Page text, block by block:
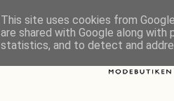
This site uses cookies from
are shared with Google along
statistics, and to detect and